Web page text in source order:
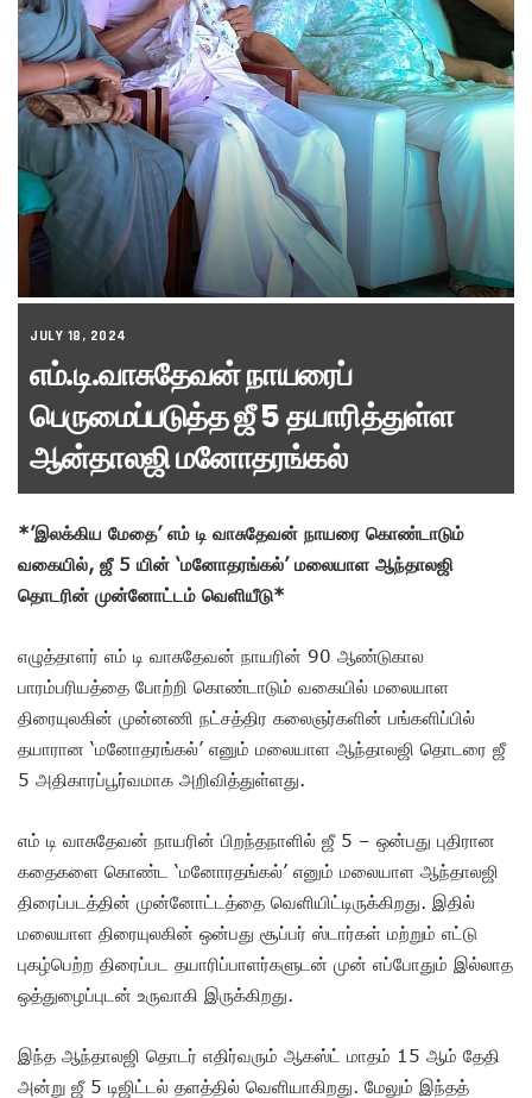
JULY 18, 2024
எம்.டி.வாசுதேவன் நாயரைப்
பெருமைப்படுத்த ஜீ 5 தயாரித்துள்ள
ஆன்தாலஜி மனோதரங்கல்
*’இலக்கிய மேதை’ எம் டி வாசுதேவன் நாயரை கொண்டாடும்
வகையில், ஜீ 5 யின் ‘மனோதரங்கல்’ மலையாள ஆந்தாலஜி
தொடரின் முன்னோட்டம் வெளியீடு*
எழுத்தாளர் எம் டி வாசுதேவன் நாயரின் 90 ஆண்டுகால
பாரம்பரியத்தை போற்றி கொண்டாடும் வகையில் மலையாள
திரையுலகின் முன்னணி நட்சத்திர கலைஞர்களின் பங்களிப்பில்
தயாரான ‘மனோதரங்கல்’ எனும் மலையாள ஆந்தாலஜி தொடரை ஜீ
5 அதிகாரப்பூர்வமாக அறிவித்துள்ளது.
எம் டி வாசுதேவன் நாயரின் பிறந்தநாளில் ஜீ 5 – ஒன்பது புதிரான
கதைகளை கொண்ட ‘மனோரதங்கல்’ எனும் மலையாள ஆந்தாலஜி
திரைப்படத்தின் முன்னோட்டத்தை வெளியிட்டிருக்கிறது. இதில்
மலையாள திரையுலகின் ஒன்பது சூப்பர் ஸ்டார்கள் மற்றும் எட்டு
புகழ்பெற்ற திரைப்பட தயாரிப்பாளர்களுடன் முன் எப்போதும் இல்லாத
ஒத்துழைப்புடன் உருவாகி இருக்கிறது.
இந்த ஆந்தாலஜி தொடர் எதிர்வரும் ஆகஸ்ட் மாதம் 15 ஆம் தேதி
அன்று ஜீ 5 டிஜிட்டல் தளத்தில் வெளியாகிறது. மேலும் இந்தத்